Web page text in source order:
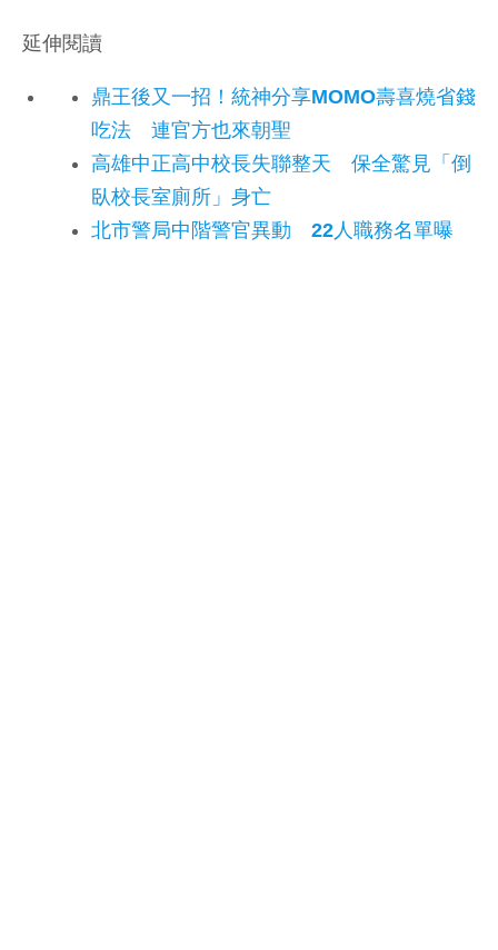
延伸閱讀
鼎王後又一招！統神分享MOMO壽喜燒省錢
吃法 連官方也來朝聖
高雄中正高中校長失聯整天 保全驚見「倒
臥校長室廁所」身亡
北市警局中階警官異動 22人職務名單曝